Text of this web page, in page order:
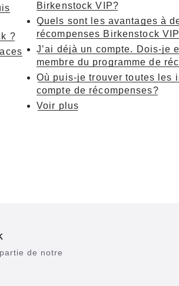
?
Birkenstock VIP?
Quels sont les avantages à
récompenses Birkenstock
J’ai déjà un compte. Dois-je
membre du programme de
Où puis-je trouver toutes les
compte de récompenses?
Voir plus
de notre